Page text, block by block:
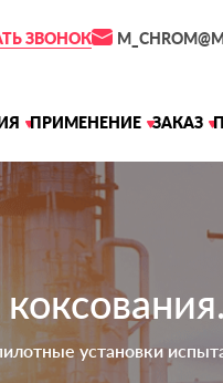
ЗВОНОК
ПРИМЕНЕНИЕ ЗАКАЗ
установки